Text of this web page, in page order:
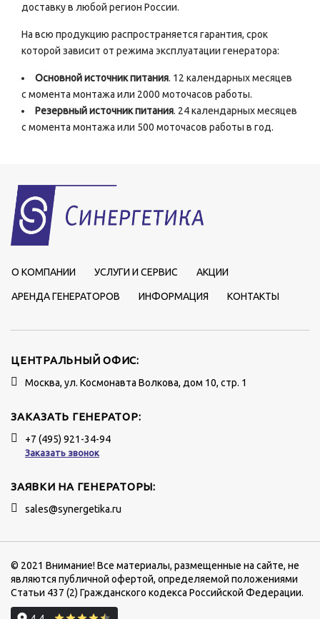
доставку в любой регион России.
На всю продукцию распространяется гарантия, срок
которой зависит от режима эксплуатации генератора:
Основной источник питания. 12 календарных месяцев
с момента монтажа или 2000 моточасов работы.
Резервный источник питания. 24 календарных месяцев
с момента монтажа или 500 моточасов работы в год.
О КОМПАНИИ УСЛУГИ И СЕРВИС АКЦИИ
АРЕНДА ГЕНЕРАТОРОВ ИНФОРМАЦИЯ КОНТАКТЫ
ЦЕНТРАЛЬНЫЙ ОФИС:
Москва, ул. Космонавта Волкова, дом 10, стр. 1
ЗАКАЗАТЬ ГЕНЕРАТОР:
+7 (495) 921-34-94
Заказать звонок
ЗАЯВКИ НА ГЕНЕРАТОРЫ:
sales@synergetika.ru
© 2021 Внимание! Все материалы, размещенные на сайте, не
являются публичной офертой, определяемой положениями
Статьи 437 (2) Гражданского кодекса Российской Федерации.